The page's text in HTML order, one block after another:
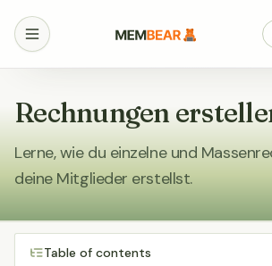
Rechnungen
Lerne, wie du einzelne und
deine Mitglieder erstellst.
Table of contents